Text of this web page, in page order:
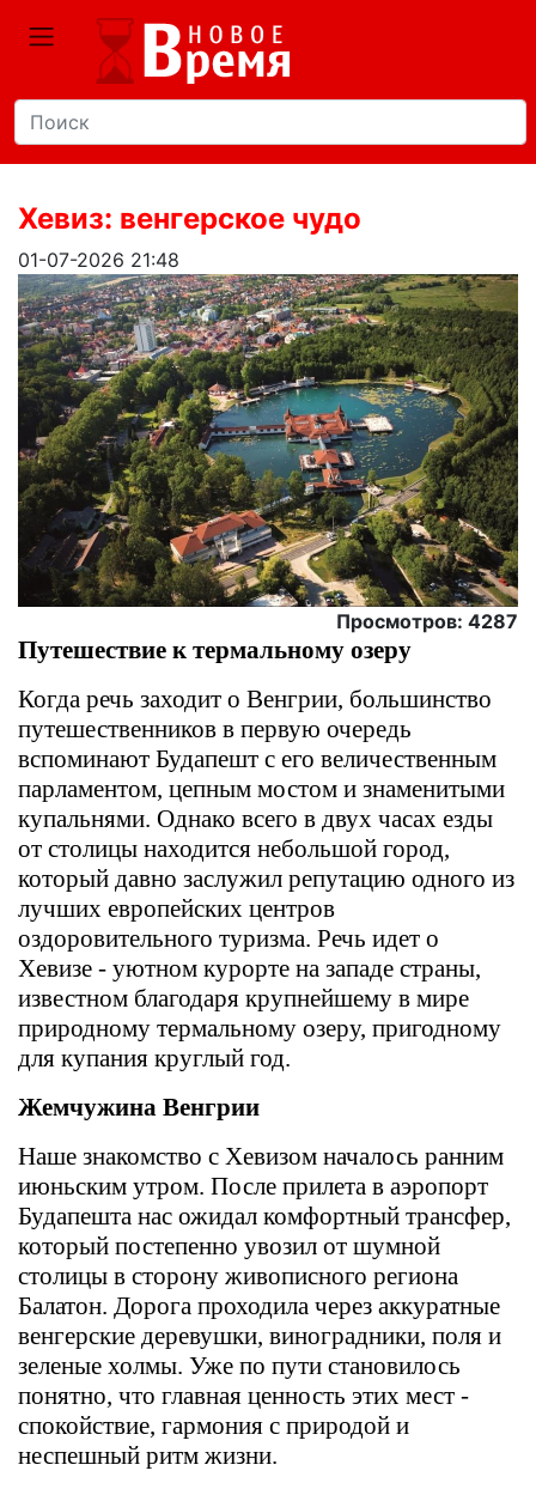
Хевиз: венгерское чудо
01-07-2026 21:48
Просмотров: 4287
Путешествие к термальному озеру
Когда речь заходит о Венгрии, большинство
путешественников в первую очередь
вспоминают Будапешт с его величественным
парламентом, цепным мостом и знаменитыми
купальнями. Однако всего в двух часах езды
от столицы находится небольшой город,
который давно заслужил репутацию одного из
лучших европейских центров
оздоровительного туризма. Речь идет о
Хевизе - уютном курорте на западе страны,
известном благодаря крупнейшему в мире
природному термальному озеру, пригодному
для купания круглый год.
Жемчужина Венгрии
Наше знакомство с Хевизом началось ранним
июньским утром. После прилета в аэропорт
Будапешта нас ожидал комфортный трансфер,
который постепенно увозил от шумной
столицы в сторону живописного региона
Балатон. Дорога проходила через аккуратные
венгерские деревушки, виноградники, поля и
зеленые холмы. Уже по пути становилось
понятно, что главная ценность этих мест -
спокойствие, гармония с природой и
неспешный ритм жизни.